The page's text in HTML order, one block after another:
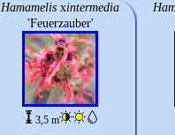
Hamamelis xintermedia
'Feuerzauber'
3,5 m